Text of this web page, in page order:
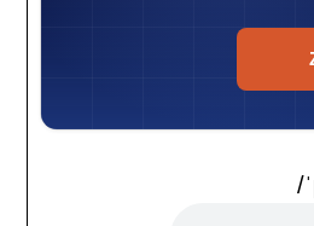
/